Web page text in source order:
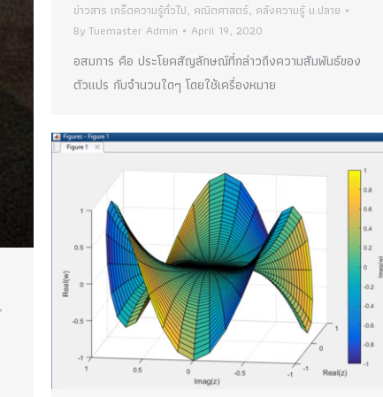
ข่าวสาร เกร็ดความรู้ทั่วไป, คณิตศาสตร์, คลังความรู้ ม.ปลาย
ByTuemaster Admin April 19, 2020
อสมการ คือ ประโยคสัญลักษณ์ที่กล่าวถึงความสัมพันธ์ของ
ตัวแปร กับจำนวนใดๆ โดยใช้เครื่องหมาย